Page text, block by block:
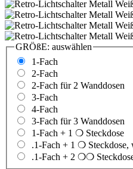
GRÖßE: auswählen
1-Fach
2-Fach
2-Fach für 2 Wanddosen
3-Fach
4-Fach
3-Fach für 3 Wanddosen
1-Fach + 1 ❍ Steckdose
.1-Fach + 1 ❍ Steckdose,
.1-Fach + 2 ❍❍